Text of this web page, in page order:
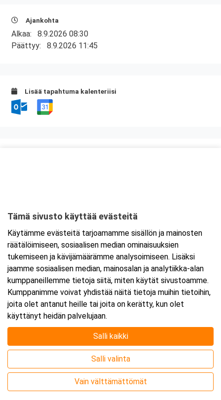
Ajankohta
Alkaa: 8.9.2026 08:30
Päättyy: 8.9.2026 11:45
Lisää tapahtuma kalenteriisi
Tarkempi kartta ja ajo-ohjeet
Tämä sivusto käyttää evästeitä
Käytämme evästeitä tarjoamamme sisällön ja mainosten
räätälöimiseen, sosiaalisen median ominaisuuksien
tukemiseen ja kävijämäärämme analysoimiseen. Lisäksi
jaamme sosiaalisen median, mainosalan ja analytiikka-alan
kumppaneillemme tietoja siitä, miten käytät sivustoamme.
Kumppanimme voivat yhdistää näitä tietoja muihin tietoihin,
joita olet antanut heille tai joita on kerätty, kun olet
käyttänyt heidän palvelujaan.
Salli kaikki
Salli valinta
Vain välttämättömät